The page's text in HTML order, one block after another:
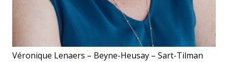
Véronique Lenaers – Beyne-Heusay – Sart-Tilman